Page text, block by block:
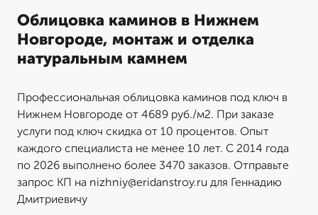
Облицовка каминов в Нижнем
Новгороде, монтаж и отделка
натуральным камнем
Профессиональная облицовка каминов под ключ в
Нижнем Новгороде от 4689 руб./м2. При заказе
услуги под ключ скидка от 10 процентов. Опыт
каждого специалиста не менее 10 лет. С 2014 года
по 2026 выполнено более 3470 заказов. Отправьте
запрос КП на nizhniy@eridanstroy.ru для Геннадию
Дмитриевичу